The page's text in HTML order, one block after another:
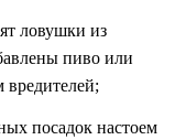
ловушки из
пиво или
вредителей;
посадок настоем